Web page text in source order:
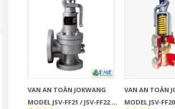
VAN AN TOÀN JOKWANG
MODEL JSV-FF21 / JSV-FF22 /
VAN AN TOÀN
MODEL JSV-